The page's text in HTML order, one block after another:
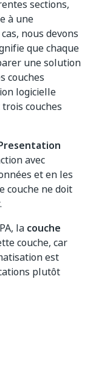
sections,
à une
nous devons
que chaque
une solution
couches
logicielle
couches
avec
et en les
couche ne doit
la couche
couche, car
est
plutôt